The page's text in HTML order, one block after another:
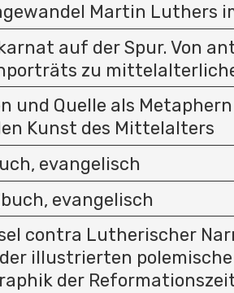
Martin Luthers
auf der Spur. Von
zu
und Quelle als
Kunst des Mittelalters
evangelisch
evangelisch
contra Lutherischer
illustrierten
der